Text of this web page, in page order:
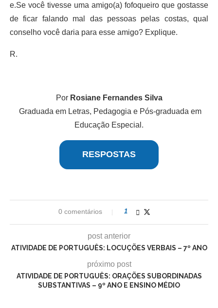
e.Se você tivesse uma amigo(a) fofoqueiro que gostasse
de ficar falando mal das pessoas pelas costas, qual
conselho você daria para esse amigo? Explique.
R.
Por Rosiane Fernandes Silva
Graduada em Letras, Pedagogia e Pós-graduada em
Educação Especial.
RESPOSTAS
0 comentários 1
post anterior
ATIVIDADE DE PORTUGUÊS: LOCUÇÕES VERBAIS – 7º ANO
próximo post
ATIVIDADE DE PORTUGUÊS: ORAÇÕES SUBORDINADAS
SUBSTANTIVAS – 9º ANO E ENSINO MÉDIO